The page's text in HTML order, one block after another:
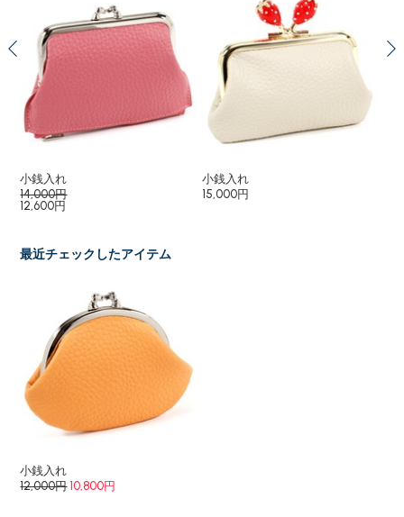
小銭入れ
14,000円
12,600円
小銭入れ
15,000円
最近チェックしたアイテム
小銭入れ
12,000円 10,800円